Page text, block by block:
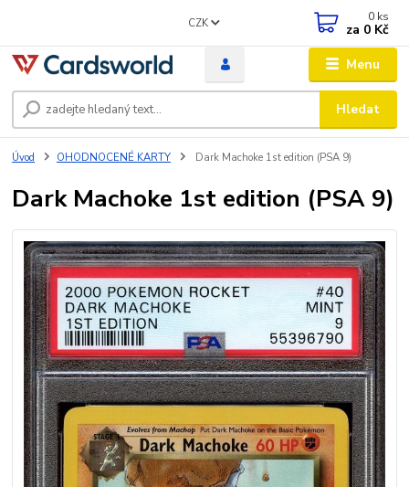
Menu
CZK
Hledat
0 ks
za 0 Kč
Úvod OHODNOCENÉ KARTY Dark Machoke 1st edition (PSA 9)
Dark Machoke 1st edition (PSA 9)